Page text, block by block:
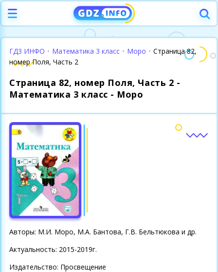
ГДЗ ИНФО • Математика 3 класс • Моро • Страница 82,
номер Поля, Часть 2
Страница 82, номер Поля, Часть 2 -
Математика 3 класс - Моро
Авторы: М.И. Моро, М.А. Бантова, Г.В. Бельтюкова и др.
Актуальность: 2015-2019г.
Издательство: Просвещение